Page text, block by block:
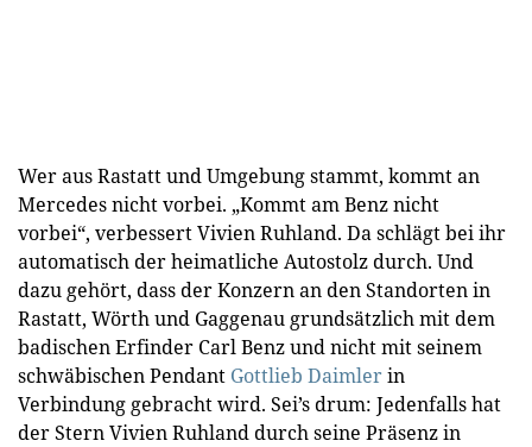
Wer aus Rastatt und Umgebung stammt, kommt an
Mercedes nicht vorbei. „Kommt am Benz nicht
vorbei“, verbessert Vivien Ruhland. Da schlägt bei ihr
automatisch der heimatliche Autostolz durch. Und
dazu gehört, dass der Konzern an den Standorten in
Rastatt, Wörth und Gaggenau grundsätzlich mit dem
badischen Erfinder Carl Benz und nicht mit seinem
schwäbischen Pendant Gottlieb Daimlerin
Verbindung gebracht wird. Sei’s drum: Jedenfalls hat
der Stern Vivien Ruhland durch seine Präsenz in